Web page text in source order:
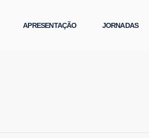
APRESENTAÇÃO JORNADAS